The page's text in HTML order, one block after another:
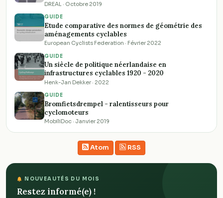
DREAL · Octobre 2019
GUIDE
Etude comparative des normes de géométrie des
aménagements cyclables
European Cyclists Federation · Février 2022
GUIDE
Un siècle de politique néerlandaise en
infrastructures cyclables 1920 - 2020
Henk-Jan Dekker · 2022
GUIDE
Bromfietsdrempel - ralentisseurs pour
cyclomoteurs
MobiliDoc · Janvier 2019
Atom RSS
NOUVEAUTÉS DU MOIS
Restez informé(e) !